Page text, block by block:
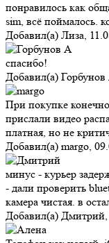
понравилось как
sim, всё поймалось.
Добавил(а) Лиза,
спасибо!
Добавил(а)
При покупке
прислали видео
платная, но не
Добавил(а) margo,
минус - курьер
- дали проверить
камера чистая. в
Добавил(а) Дмитрий,